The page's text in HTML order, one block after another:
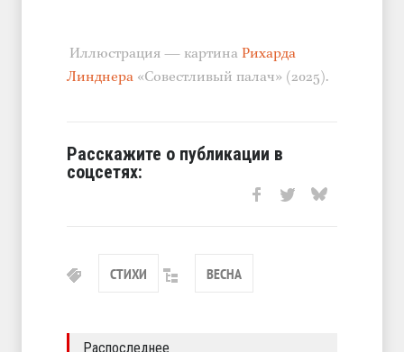
Иллюстрация — картина Рихарда
Линднера «Совестливый палач» (2025).
Расскажите о публикации в
соцсетях:
СТИХИ ВЕСНА
Распоследнее